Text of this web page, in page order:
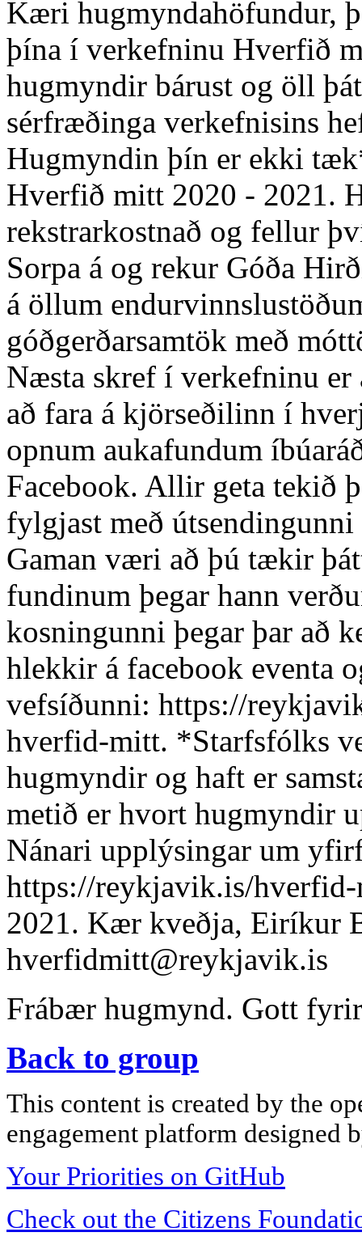
Kæri hugmyndahöfundur,
þína í verkefninu Hverfið
hugmyndir bárust og öll
sérfræðinga verkefnisins
Hugmyndin þín er ekki
Hverfið mitt 2020 - 2021.
rekstrarkostnað og fellur
Sorpa á og rekur Góða
á öllum
góðgerðarsamtök með
Næsta skref í verkefninu
að fara á kjörseðilinn í
opnum aukafundum
Facebook. Allir geta tekið
fylgjast með
Gaman væri að þú tækir
fundinum þegar hann
kosningunni þegar þar að
hlekkir á facebook eventa
vefsíðunni: https://
hverfid-mitt. *Starfsfólks
hugmyndir og haft er
metið er hvort hugmyndir
Nánari upplýsingar um
https://reykjavik.is/
2021. Kær kveðja, Eiríkur
hverfidmitt@reykjavik.is
Frábær hugmynd. Gott
Back to group
This content is created by the
engagement platform designed
Your Priorities on GitHub
Check out the Citizens